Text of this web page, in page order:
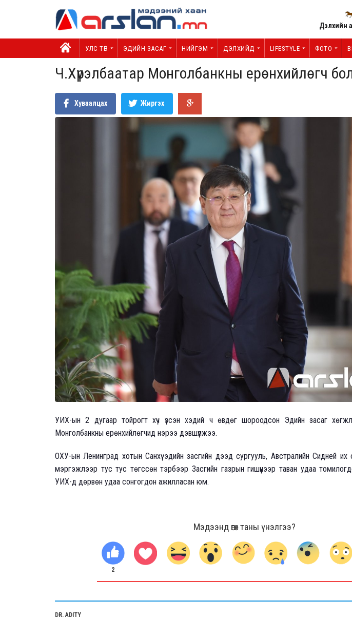
Дэлхийн
УЛС ТӨР ЭДИЙН ЗАСАГ НИЙГЭМ ДЭЛХИЙД LIFESTYLE ФОТО
Ч.Хүрэлбаатар Монголбанкны ерөнхийлөгч
Хуваалцах Жиргэх
УИХ-ын 2 дугаар тойрогт хүч үзсэн хэдий ч өвдөг шороодсон Эдийн засаг
Монголбанкны ерөнхийлөгчид нэрээ дэвшүүлжээ.
ОХУ-ын Ленинград хотын Санхүү эдийн засгийн дээд сургууль, Австралийн Сидней их
мэргэжлээр тус тус төгссөн тэрбээр Засгийн газрын гишүүнээр таван удаа
УИХ-д дөрвөн удаа сонгогдон ажилласан юм.
Мэдээнд өгөх таны үнэлгээ?
2
DR. ADITY